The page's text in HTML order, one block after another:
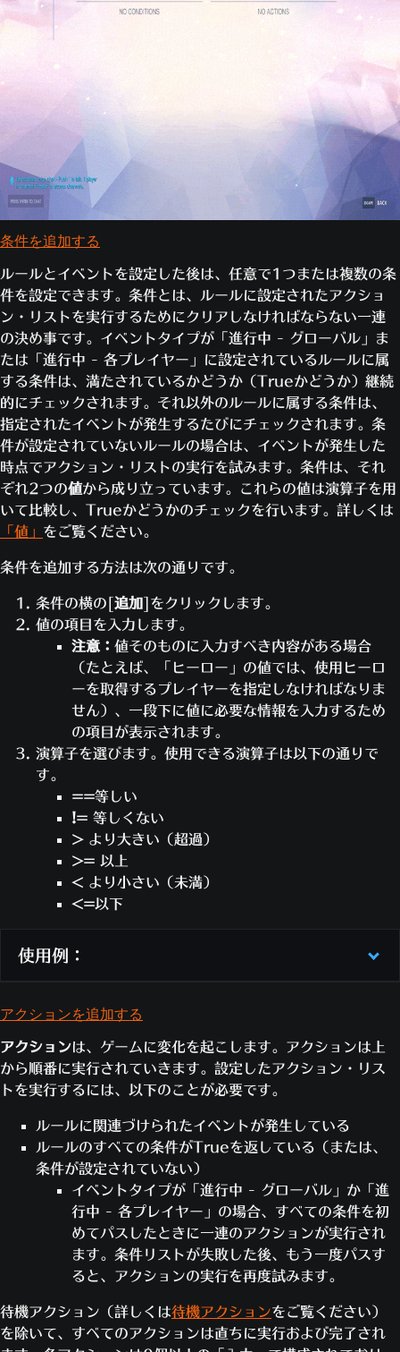
進行
中 -
各プ
レイ
ヤー
各プレイヤーについて、ゲームへの参加時に
このルールのインスタンスが作られます。こ
のインスタンスはプレイヤーが抜けるか、そ
のゲームが終わるまで有効です。それぞれの
インスタンスは別々に条件とアクションを追
跡および実行します。
インスタンスは該当するプレイヤーが
ゲームに参加している限り有効なの
で、条件をパスすることもあれば失敗
することもあります。初めて条件をパ
条件リストが失敗した後、もう一度パ
スすると、アクションの実行を再度試
みます。
プレ
イヤ
ーが
キル
を獲
得
プレイヤーがキルを獲得した時にルールを実
行します。このルールのインスタンスは、1
人のプレイヤーにつき一度に1つだけ有効に
なります。
プレイヤーが誰かを倒した時に条件を
チェックします。すべての条件をパス
するとアクションが実行されます。1つ
でも失敗するとアクションは実行され
ファ
イナ
ル・
ブロ
ウを
獲得
時にルールを実行します。このルールのイン
スタンスは、1人のプレイヤーにつき一度に
1つだけ有効になります。
プレイヤーが敵にファイナル・ブロウ
を放った時に条件をチェックします。
すべての条件をパスするとアクション
が実行されます。1つでも失敗するとア
プレ
イヤ
ーが
ダメ
を与
えた
プレイヤーがダメージを与えた時にルールを
実行します。このルールのインスタンスは、
1人のプレイヤーにつき一度に1つだけ有効
になります。
件をパスするとアクションが実行され
プレ
イヤ
ダメ
ージ
を受
けた
プレイヤーがダメージを受けた時にルールを
実行します。このルールのインスタンスは、
1人のプレイヤーにつき一度に1つだけ有効
プレイヤーが敵からダメージを受けた
時に条件をチェックします。すべての
条件をパスするとアクションが実行さ
れます。1つでも失敗するとアクション
は実行されません。
プレ
イヤ
プレイヤーがキルされた時にルールを実行し
プレイヤーにつき一度に1つだけ有効になり
ます。
現在のチー
ム名）
ます
て
ロ
ッ
ト
0〜
イベントは指定されたスロットのプレイヤー
にのみ適用されます。チーム戦では、2人のプ
レイヤーに1つのスロットが割り当てられてい
ることがあります（各チームから1人ずつ）。
ス
ロ
ッ
ト
6〜
11
イベントは指定されたスロットのプレイヤー
にのみ適用されます。フリー・フォー・オー
特
定
の
ヒ
ー
ロ
ー
イベントはそのヒーローとしてスポーンした
プレイヤーにのみ適用されます
条件を追加する
ルールとイベントを設定した後は、任意で1つまたは複数の条
件を設定できます。条件とは、ルールに設定されたアクショ
ン・リストを実行するためにクリアしなければならない一連
の決め事です。イベントタイプが「進行中 - グローバル」ま
たは「進行中 - 各プレイヤー」に設定されているルールに属
する条件は、満たされているかどうか（Trueかどうか）継続
的にチェックされます。それ以外のルールに属する条件は、
指定されたイベントが発生するたびにチェックされます。条
件が設定されていないルールの場合は、イベントが発生した
時点でアクション・リストの実行を試みます。条件は、それ
ぞれ2つの値から成り立っています。これらの値は演算子を用
いて比較し、Trueかどうかのチェックを行います。詳しくは
「値」 をご覧ください。
条件を追加する方法は次の通りです。
条件の横の[ 追加
]をクリックします。
値の項目を入力します。
注意： 値そのものに入力すべき内容がある場合
（たとえば、「ヒーロー」の値では、使用ヒーロ
ーを取得するプレイヤーを指定しなければなりま
せん）、一段下に値に必要な情報を入力するため
の項目が表示されます。
演算子を選びます。使用できる演算子は以下の通りで
す。
==等しい
!= 等しくない
> より大きい（超過）
>= 以上
< より小さい（未満）
<= 以下
使用例：
こちらの例では、そのゲームのプレイヤーの合計数が生
存中のプレイヤーの数と等しいかどうかをチェックしま
す。
値：生存プレイヤーの数… 生存しているプレイヤ
ー全員の数をチェックします
チーム：チーム… チームに参加している全プ
レイヤーをチェックします
チーム： すべて… すべてのチームのプレイヤ
ー全員をチェックします
演算子：==… 1つ目の値と2つ目の値が等しいと
き、条件がTrueを返します
値：生存プレイヤーの数… 生存しているプレイヤ
チーム： チーム… チームに参加している全プ
レイヤーをチェックします
アクションを追加する
アクションは、ゲームに変化を起こします。アクションは上
から順番に実行されていきます。設定したアクション・リス
トを実行するには、以下のことが必要です。
ルールに関連づけられたイベントが発生している
ルールのすべての条件がTrueを返している（または、
条件が設定されていない）
イベントタイプが「進行中 - グローバル」か「進
行中 - 各プレイヤー」の場合、すべての条件を初
めてパスしたときに一連のアクションが実行され
ます。条件リストが失敗した後、もう一度パスす
ると、アクションの実行を再度試みます。
待機アクション（詳しくは待機アクションをご覧ください）
を除いて、すべてのアクションは直ちに実行および完了され